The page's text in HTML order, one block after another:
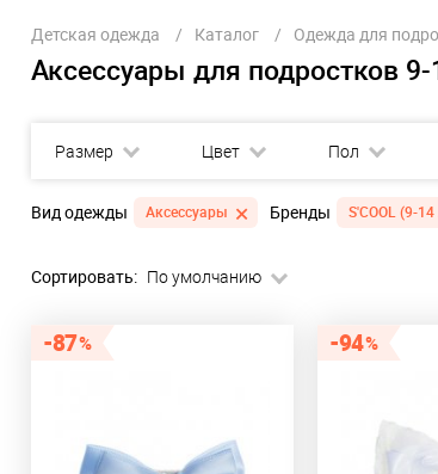
Детская одежда Каталог Одежда для
Аксессуары для подростков 9-
Размер Цвет Пол
Вид одежды Аксессуары Бренды S'COOL (9-14
Сортировать: По умолчанию
87 94